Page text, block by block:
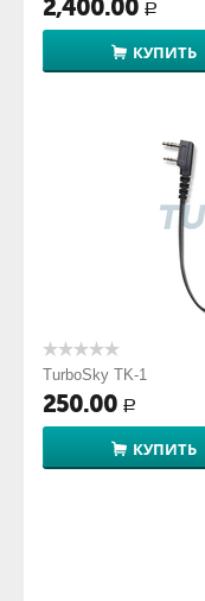
2,400.00 Р
КУПИТЬ
TurboSky TK-1
250.00 Р
КУПИТЬ